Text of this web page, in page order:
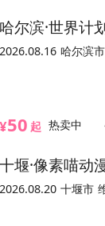
动内容和合规手续
不可售
哈尔滨·世界计
2026.08.16 哈尔滨市
¥50 起 热卖中
十堰·像素喵动
2026.08.20 十堰市